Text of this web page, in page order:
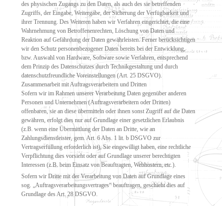
des physischen Zugangs zu den Daten, als auch des sie betreffenden
Zugriffs, der Eingabe, Weitergabe, der Sicherung der Verfügbarkeit und
ihrer Trennung. Des Weiteren haben wir Verfahren eingerichtet, die eine
Wahrnehmung von Betroffenenrechten, Löschung von Daten und
Reaktion auf Gefährdung der Daten gewährleisten. Ferner berücksichtigen
wir den Schutz personenbezogener Daten bereits bei der Entwicklung,
bzw. Auswahl von Hardware, Software sowie Verfahren, entsprechend
dem Prinzip des Datenschutzes durch Technikgestaltung und durch
datenschutzfreundliche Voreinstellungen (Art. 25 DSGVO).
Zusammenarbeit mit Auftragsverarbeitern und Dritten
Sofern wir im Rahmen unserer Verarbeitung Daten gegenüber anderen
Personen und Unternehmen (Auftragsverarbeitern oder Dritten)
offenbaren, sie an diese übermitteln oder ihnen sonst Zugriff auf die Daten
gewähren, erfolgt dies nur auf Grundlage einer gesetzlichen Erlaubnis
(z.B. wenn eine Übermittlung der Daten an Dritte, wie an
Zahlungsdienstleister, gem. Art. 6 Abs. 1 lit. b DSGVO zur
Vertragserfüllung erforderlich ist), Sie eingewilligt haben, eine rechtliche
Verpflichtung dies vorsieht oder auf Grundlage unserer berechtigten
Interessen (z.B. beim Einsatz von Beauftragten, Webhostern, etc.).
Sofern wir Dritte mit der Verarbeitung von Daten auf Grundlage eines
sog. „Auftragsverarbeitungsvertrages“ beauftragen, geschieht dies auf
Grundlage des Art. 28 DSGVO.